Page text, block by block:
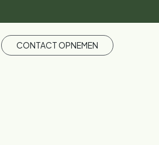
CONTACT OPNEMEN